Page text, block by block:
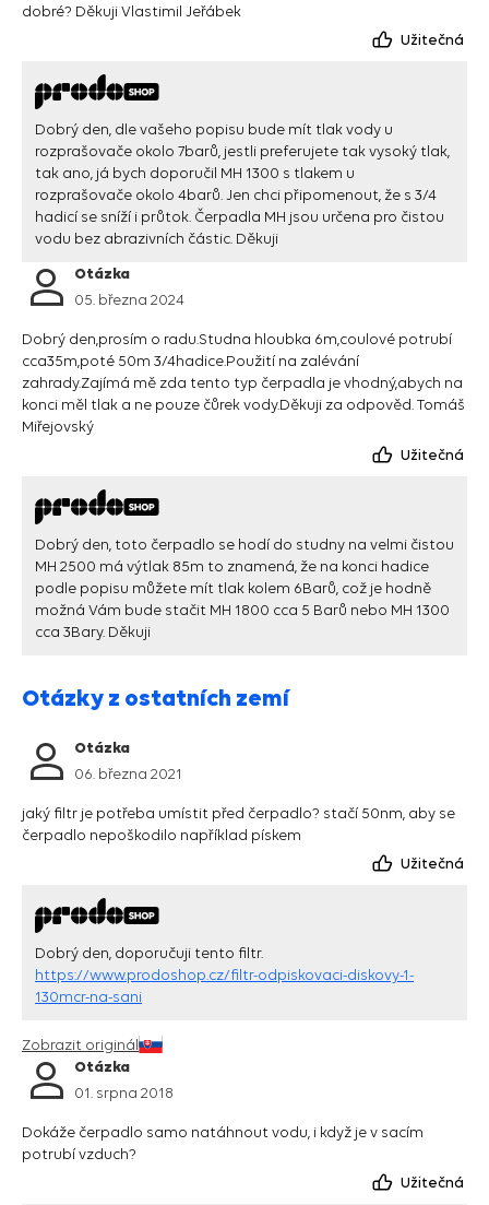
dobré? Děkuji Vlastimil Jeřábek
Užitečná
Dobrý den, dle vašeho popisu bude mít tlak vody u
rozprašovače okolo 7barů, jestli preferujete tak vysoký tlak,
tak ano, já bych doporučil MH 1300 s tlakem u
rozprašovače okolo 4barů. Jen chci připomenout, že s 3/4
hadicí se sníží i průtok. Čerpadla MH jsou určena pro čistou
vodu bez abrazivních částic. Děkuji
Otázka
05. března 2024
Dobrý den,prosím o radu.Studna hloubka 6m,coulové potrubí
cca35m,poté 50m 3/4hadice.Použití na zalévání
zahrady.Zajímá mě zda tento typ čerpadla je vhodný,abych na
konci měl tlak a ne pouze čůrek vody.Děkuji za odpověd. Tomáš
Miřejovský
Užitečná
Dobrý den, toto čerpadlo se hodí do studny na velmi čistou
MH 2500 má výtlak 85m to znamená, že na konci hadice
podle popisu můžete mít tlak kolem 6Barů, což je hodně
možná Vám bude stačit MH 1800 cca 5 Barů nebo MH 1300
cca 3Bary. Děkuji
Otázky z ostatních zemí
Otázka
06. března 2021
jaký filtr je potřeba umístit před čerpadlo? stačí 50nm, aby se
čerpadlo nepoškodilo například pískem
Užitečná
Dobrý den, doporučuji tento filtr.
https://www.prodoshop.cz/filtr-odpiskovaci-diskovy-1-
130mcr-na-sani
Zobrazit originál
Otázka
01. srpna 2018
Dokáže čerpadlo samo natáhnout vodu, i když je v sacím
potrubí vzduch?
Užitečná